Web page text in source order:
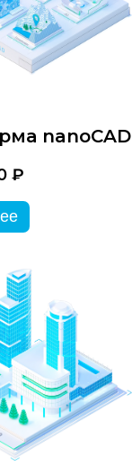
nanoCAD
₽